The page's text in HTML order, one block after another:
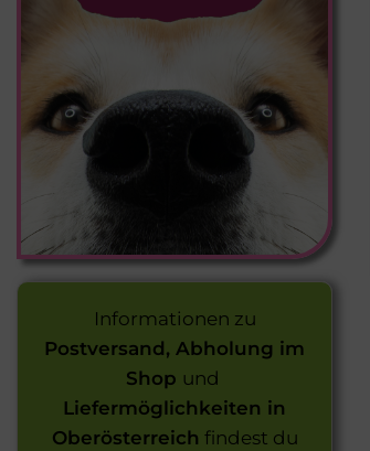
Informationen zu
Postversand, Abholung im
Shop und
Liefermöglichkeiten in
Oberösterreich findest du